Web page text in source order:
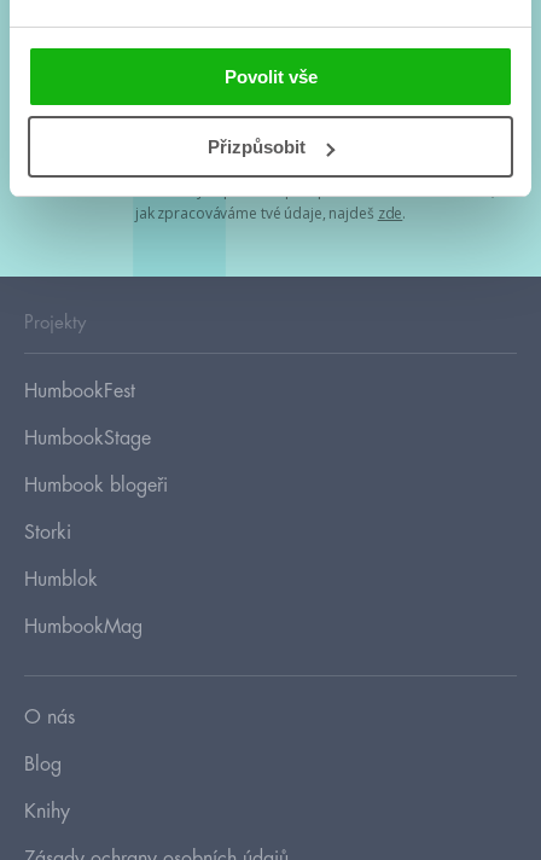
Povolit vše
Přizpůsobit
Souhlasím spodmínkami zpracování osobních údajů
Tvá e-mailová adresa je u nás v bezpečí. Přečti si
jak zpracováváme tvé údaje, najdeš zde.
Projekty
HumbookFest
HumbookStage
Humbook blogeři
Storki
Humblok
HumbookMag
O nás
Blog
Knihy